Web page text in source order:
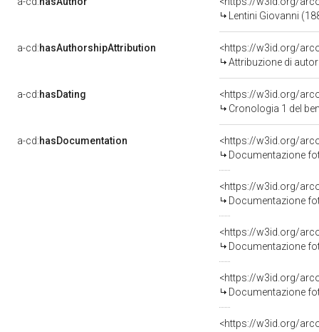
Lentini Giovanni
a-cd:hasAuthorshipAttribution
<https://w3id.org/
Attribuzione di
a-cd:hasDating
<https://w3id.org/
Cronologia 1 del
a-cd:hasDocumentation
Documentazione
Documentazione
Documentazione
Documentazione